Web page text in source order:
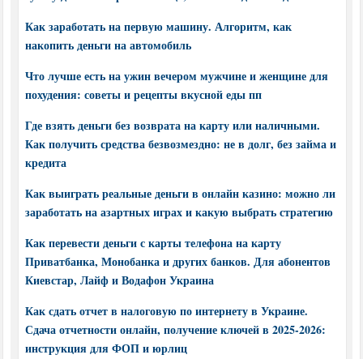
Как заработать на первую машину. Алгоритм, как
накопить деньги на автомобиль
Что лучше есть на ужин вечером мужчине и женщине для
похудения: советы и рецепты вкусной еды пп
Где взять деньги без возврата на карту или наличными.
Как получить средства безвозмездно: не в долг, без займа и
кредита
Как выиграть реальные деньги в онлайн казино: можно ли
заработать на азартных играх и какую выбрать стратегию
Как перевести деньги с карты телефона на карту
Приватбанка, Монобанка и других банков. Для абонентов
Киевстар, Лайф и Водафон Украина
Как сдать отчет в налоговую по интернету в Украине.
Сдача отчетности онлайн, получение ключей в 2025-2026:
инструкция для ФОП и юрлиц